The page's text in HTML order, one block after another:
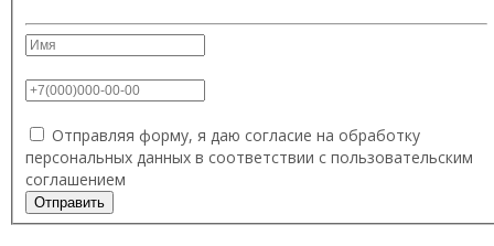
Отправляя форму, я даю согласие на обработку
персональных данных в соответствии с пользовательским
соглашением
Отправить